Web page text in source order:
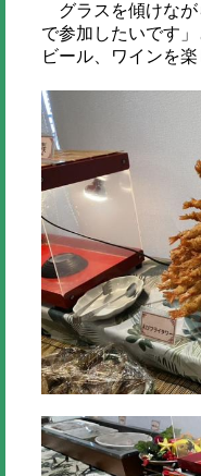
グラスを傾けなが
で参加したいです
ビール、ワインを楽